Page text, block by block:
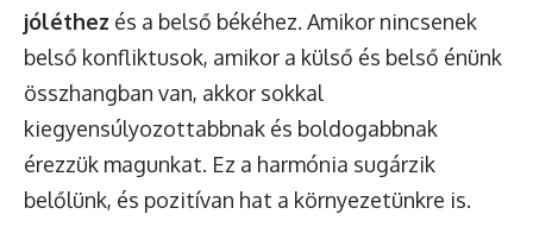
jóléthez és a belső békéhez. Amikor nincsenek
belső konfliktusok, amikor a külső és belső énünk
összhangban van, akkor sokkal
kiegyensúlyozottabbnak és boldogabbnak
érezzük magunkat. Ez a harmónia sugárzik
belőlünk, és pozitívan hat a környezetünkre is.